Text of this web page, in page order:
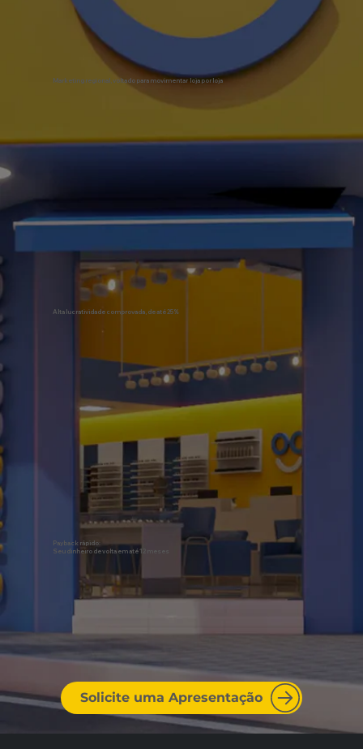
Marketing regional, voltado para movimentar loja por loja
Alta lucratividade comprovada, de até 25%
Payback rápido:
Seu dinheiro de volta em até 12 meses
Solicite uma Apresentação